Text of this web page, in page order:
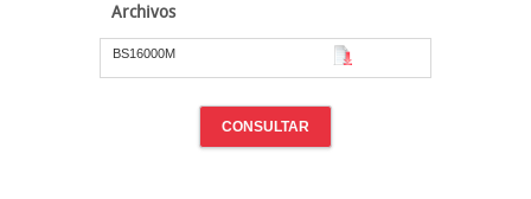
Archivos
BS16000M
CONSULTAR